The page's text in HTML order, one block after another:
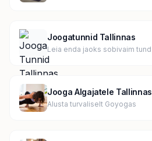
Joogatunnid Tallinnas
Leia enda jaoks sobivaim tund
Jooga Algajatele Tallinnas
Alusta turvaliselt Goyogas